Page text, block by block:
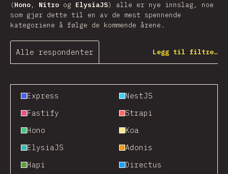
(Hono, Nitro og ElysiaJS) alle er nye innslag, noe
som gjør dette til en av de mest spennende
kategoriene å følge de kommende årene.
Alle respondenter Legg til filtre…
Express
NestJS
Fastify
Strapi
Hono
Koa
ElysiaJS
Adonis
Hapi
Directus